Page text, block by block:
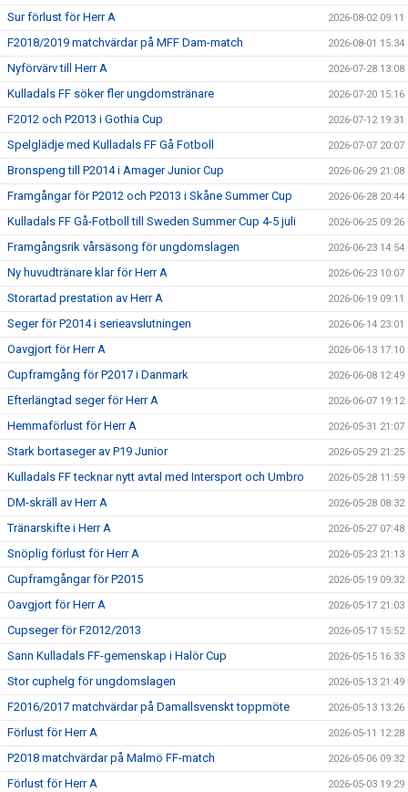
Sur förlust för Herr A 2026-08-02 09:11
F2018/2019 matchvärdar på MFF Dam-match 2026-08-01 15:34
Nyförvärv till Herr A 2026-07-28 13:08
Kulladals FF söker fler ungdomstränare 2026-07-20 15:16
F2012 och P2013 i Gothia Cup 2026-07-12 19:31
Spelglädje med Kulladals FF Gå Fotboll 2026-07-07 20:07
Bronspeng till P2014 i Amager Junior Cup 2026-06-29 21:08
Framgångar för P2012 och P2013 i Skåne Summer Cup 2026-06-28 20:44
Kulladals FF Gå-Fotboll till Sweden Summer Cup 4-5 juli 2026-06-25 09:26
Framgångsrik vårsäsong för ungdomslagen 2026-06-23 14:54
Ny huvudtränare klar för Herr A 2026-06-23 10:07
Storartad prestation av Herr A 2026-06-19 09:11
Seger för P2014 i serieavslutningen 2026-06-14 23:01
Oavgjort för Herr A 2026-06-13 17:10
Cupframgång för P2017 i Danmark 2026-06-08 12:49
Efterlängtad seger för Herr A 2026-06-07 19:12
Hemmaförlust för Herr A 2026-05-31 21:07
Stark bortaseger av P19 Junior 2026-05-29 21:25
Kulladals FF tecknar nytt avtal med Intersport och Umbro 2026-05-28 11:59
DM-skräll av Herr A 2026-05-28 08:32
Tränarskifte i Herr A 2026-05-27 07:48
Snöplig förlust för Herr A 2026-05-23 21:13
Cupframgångar för P2015 2026-05-19 09:32
Oavgjort för Herr A 2026-05-17 21:03
Cupseger för F2012/2013 2026-05-17 15:52
Sann Kulladals FF-gemenskap i Halör Cup 2026-05-15 16:33
Stor cuphelg för ungdomslagen 2026-05-13 21:49
F2016/2017 matchvärdar på Damallsvenskt toppmöte 2026-05-13 13:26
Förlust för Herr A 2026-05-11 12:28
P2018 matchvärdar på Malmö FF-match 2026-05-06 09:32
Förlust för Herr A 2026-05-03 19:29